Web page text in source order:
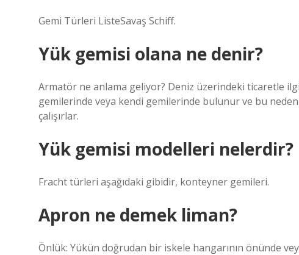
Gemi Türleri ListeSavaş Schiff.
Yük gemisi olana ne denir?
Armatör ne anlama geliyor? Deniz üzerindeki ticaretle
gemilerinde veya kendi gemilerinde bulunur ve bu
çalışırlar.
Yük gemisi modelleri nelerdir?
Fracht türleri aşağıdaki gibidir, konteyner gemileri.
Apron ne demek liman?
Önlük: Yükün doğrudan bir iskele hangarının önünde